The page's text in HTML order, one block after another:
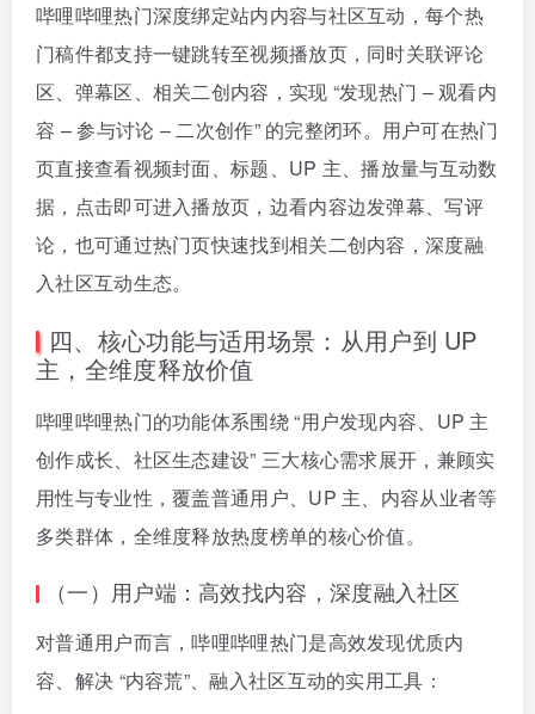
哔哩哔哩热门深度绑定站内内容与社区互动，每个热
门稿件都支持一键跳转至视频播放页，同时关联评论
区、弹幕区、相关二创内容，实现 “发现热门 – 观看内
容 – 参与讨论 – 二次创作” 的完整闭环。用户可在热门
页直接查看视频封面、标题、UP 主、播放量与互动数
据，点击即可进入播放页，边看内容边发弹幕、写评
论，也可通过热门页快速找到相关二创内容，深度融
入社区互动生态。
四、核心功能与适用场景：从用户到 UP
主，全维度释放价值
哔哩哔哩热门的功能体系围绕 “用户发现内容、UP 主
创作成长、社区生态建设” 三大核心需求展开，兼顾实
用性与专业性，覆盖普通用户、UP 主、内容从业者等
多类群体，全维度释放热度榜单的核心价值。
（一）用户端：高效找内容，深度融入社区
对普通用户而言，哔哩哔哩热门是高效发现优质内
容、解决 “内容荒”、融入社区互动的实用工具：